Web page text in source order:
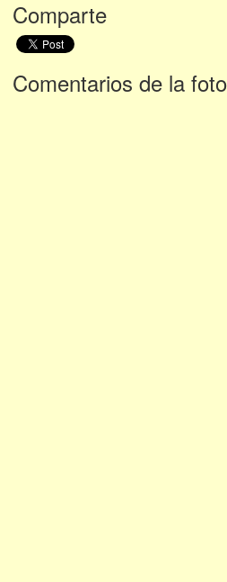
Comparte
Comentarios de la foto